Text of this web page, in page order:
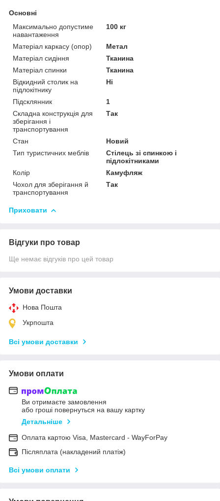
Основні
Максимально допустиме
навантаження
100 кг
Матеріал каркасу (опор)
Метал
Матеріал сидіння
Тканина
Матеріал спинки
Тканина
Відкидний столик на
підлокітнику
Ні
Підсклянник
1
Складна конструкція для
зберігання і
транспортування
Так
Стан
Новий
Тип туристичних меблів
Стілець зі спинкою і
підлокітниками
Колір
Камуфляж
Чохол для зберігання й
транспортування
Так
Приховати
Відгуки про товар
Ще немає відгуків про цей товар
Умови доставки
Нова Пошта
Укрпошта
Всі умови доставки
Умови оплати
Ви отримаєте замовлення
або гроші повернуться на вашу картку
Детальніше
Оплата картою Visa, Mastercard - WayForPay
Післяплата (накладений платіж)
Всі умови оплати